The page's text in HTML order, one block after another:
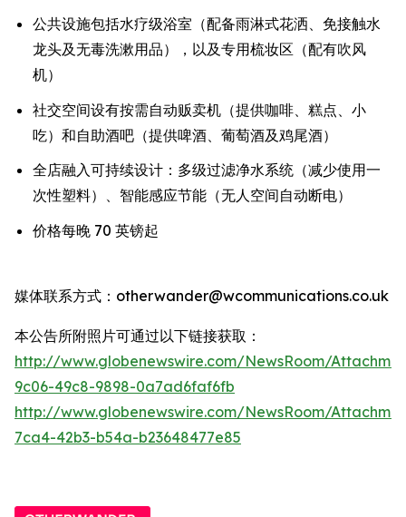
公共设施包括水疗级浴室（配备雨淋式花洒、免接触水
龙头及无毒洗漱用品），以及专用梳妆区（配有吹风
机）
社交空间设有按需自动贩卖机（提供咖啡、糕点、小
吃）和自助酒吧（提供啤酒、葡萄酒及鸡尾酒）
全店融入可持续设计：多级过滤净水系统（减少使用一
次性塑料）、智能感应节能（无人空间自动断电）
价格每晚 70 英镑起
媒体联系方式：otherwander@wcommunications.co.uk
本公告所附照片可通过以下链接获取：
http://www.globenewswire.com/NewsRoom/
9c06-49c8-9898-0a7ad6faf6fb
http://www.globenewswire.com/NewsRoom/
7ca4-42b3-b54a-b23648477e85